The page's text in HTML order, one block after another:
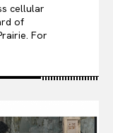
cellular
of
For